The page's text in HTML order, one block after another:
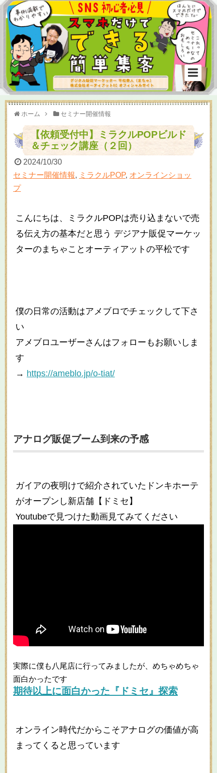
ホーム セミナー開催情報
【依頼受付中】ミラクルPOPビルド
＆チェック講座（２回）
2024/10/30
セミナー開催情報, ミラクルPOP, オンラインショッ
プ
こんにちは、ミラクルPOPは売り込まないで売
る伝え方の基本だと思う デジアナ販促マーケッ
ターのまちゃことオーティアットの平松です
僕の日常の活動はアメブロでチェックして下さ
い
アメブロユーザーさんはフォローもお願いしま
す
→ https://ameblo.jp/o-tiat/
アナログ販促ブーム到来の予感
ガイアの夜明けで紹介されていたドンキホーテ
がオープンし新店舗【ドミセ】
Youtubeで見つけた動画見てみてください
実際に僕も八尾店に行ってみましたが、めちゃめちゃ
面白かったです
期待以上に面白かった『ドミセ』探索
オンライン時代だからこそアナログの価値が高
まってくると思っています